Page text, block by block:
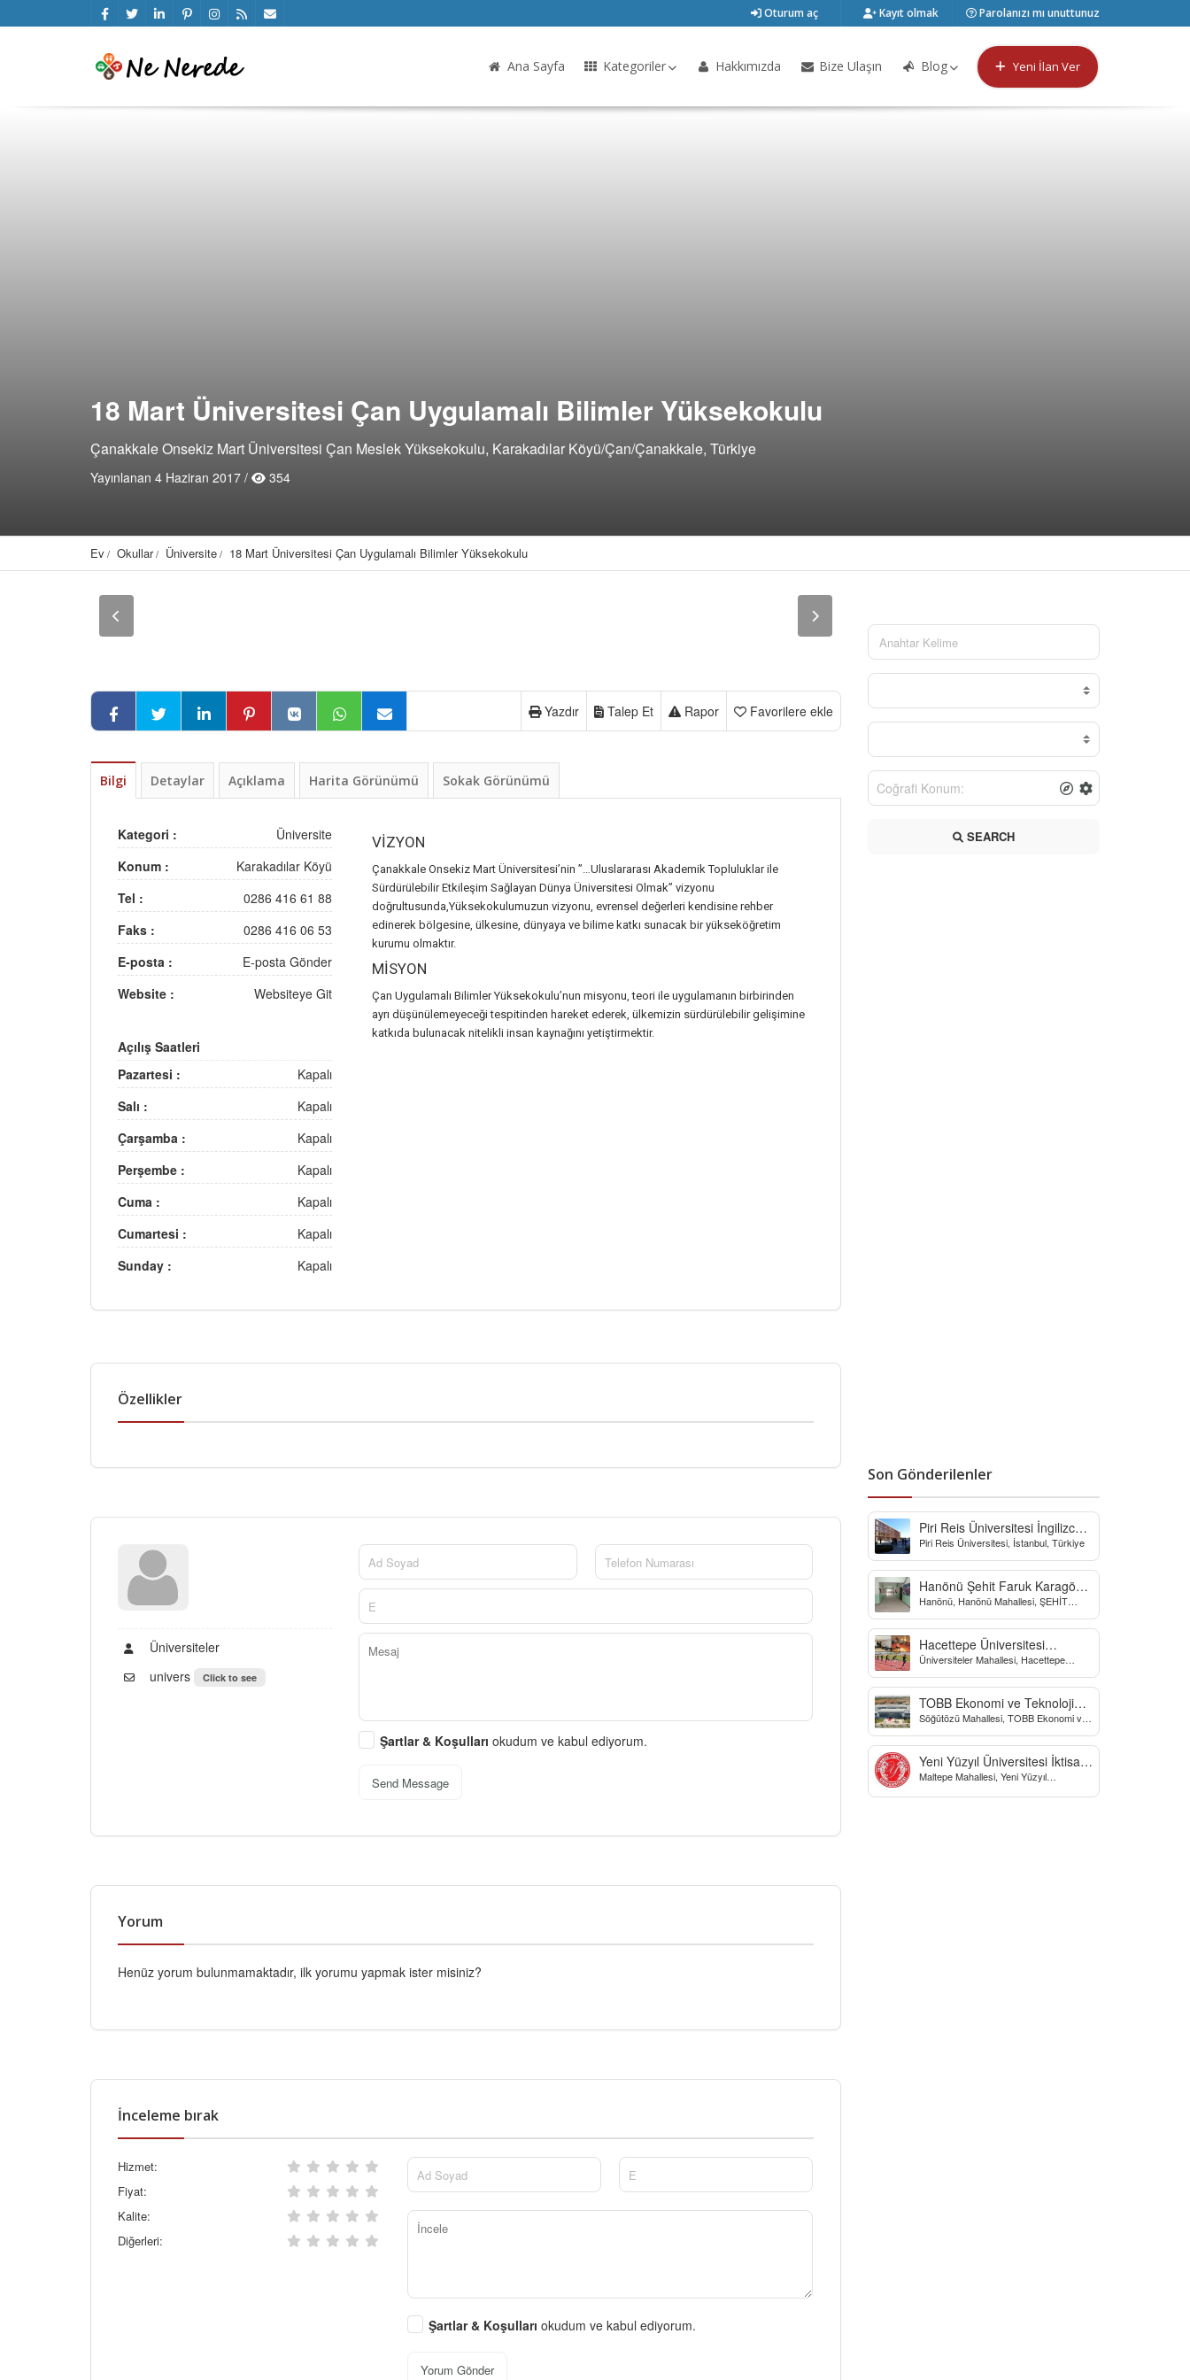
Oturum aç Kayıt olmak Parolanızı mı unuttunuz
Ana Sayfa Kategoriler Hakkımızda Bize Ulaşın Blog Yeni İlan Ver
18 Mart Üniversitesi Çan Uygulamalı Bilimler Yüksekokulu
Çanakkale Onsekiz Mart Üniversitesi Çan Meslek Yüksekokulu, Karakadılar Köyü/Çan/Çanakkale, Türkiye
Yayınlanan 4 Haziran 2017 / 354
Ev Okullar Üniversite 18 Mart Üniversitesi Çan Uygulamalı Bilimler Yüksekokulu
Favorilere ekle
Rapor
Talep Et
Yazdır
Bilgi Detaylar Açıklama Harita Görünümü Sokak Görünümü
Kategori :
Üniversite
Konum :
Karakadılar Köyü
Tel :
0286 416 61 88
Faks :
0286 416 06 53
E-posta :
E-posta Gönder
Website :
Websiteye Git
Açılış Saatleri
Pazartesi :
Kapalı
Salı :
Kapalı
Çarşamba :
Kapalı
Perşembe :
Kapalı
Cuma :
Kapalı
Cumartesi :
Kapalı
Sunday :
Kapalı
VİZYON
Çanakkale Onsekiz Mart Üniversitesi’nin ”…Uluslararası Akademik Topluluklar ile
Sürdürülebilir Etkileşim Sağlayan Dünya Üniversitesi Olmak” vizyonu
doğrultusunda,Yüksekokulumuzun vizyonu, evrensel değerleri kendisine rehber
edinerek bölgesine, ülkesine, dünyaya ve bilime katkı sunacak bir yükseköğretim
kurumu olmaktır.
MİSYON
Çan Uygulamalı Bilimler Yüksekokulu’nun misyonu, teori ile uygulamanın birbirinden
ayrı düşünülemeyeceği tespitinden hareket ederek, ülkemizin sürdürülebilir gelişimine
katkıda bulunacak nitelikli insan kaynağını yetiştirmektir.
Özellikler
Üniversiteler
univers
Click to see
Şartlar & Koşulları okudum ve kabul ediyorum.
Send Message
Yorum
Henüz yorum bulunmamaktadır, ilk yorumu yapmak ister misiniz?
İnceleme bırak
Hizmet:
Fiyat:
Kalite:
Diğerleri:
Şartlar & Koşullarıokudum ve kabul ediyorum.
Yorum Gönder
SEARCH
Son Gönderilenler
Piri Reis Üniversitesi İngilizce
Hazırlık Bölümü
Piri Reis Üniversitesi, İstanbul, Türkiye
Hanönü Şehit Faruk Karagöz
Yatılı Bölge Ortaokulu
Hanönü, Hanönü Mahallesi, ŞEHİT
Sokak, Kastamonu, Türkiye
Hacettepe Üniversitesi
Biyomekanik Laboratuvarı
Üniversiteler Mahallesi, Hacettepe
Yo, Çankaya/Ankara, Türkiye
TOBB Ekonomi ve Teknoloji
Üniversitesi
Söğütözü Mahallesi, TOBB Ekonomi ve
Caddesi, Ankara, Türkiye
Yeni Yüzyıl Üniversitesi İktisadi
ve İdari Bilimler Fakültesi
Maltepe Mahallesi, Yeni Yüzyıl